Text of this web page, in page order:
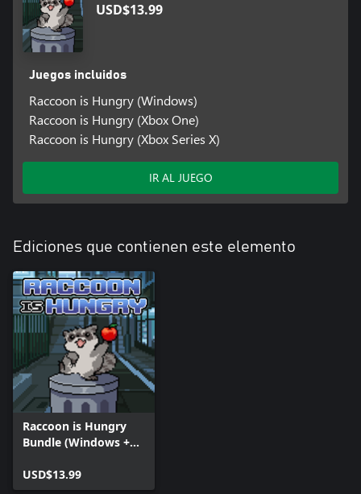
USD$13.99
Juegos incluidos
Raccoon is Hungry (Windows)
Raccoon is Hungry (Xbox One)
Raccoon is Hungry (Xbox Series X)
IR AL JUEGO
Ediciones que contienen este elemento
Raccoon is Hungry
Bundle (Windows +
USD$13.99